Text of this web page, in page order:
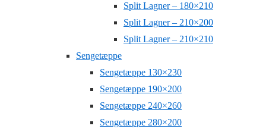
Split Lagner – 180×210
Split Lagner – 210×200
Split Lagner – 210×210
Sengetæppe
Sengetæppe 130×230
Sengetæppe 190×200
Sengetæppe 240×260
Sengetæppe 280×200